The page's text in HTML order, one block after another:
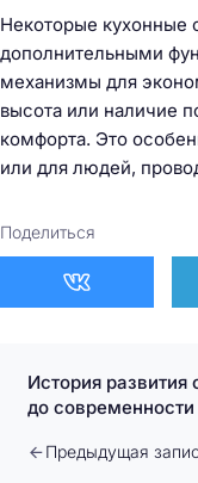
Некоторые кухонные
дополнительными
механизмы для
высота или наличие
комфорта. Это
или для людей,
Поделиться
История развития
до современности
Предыдущая